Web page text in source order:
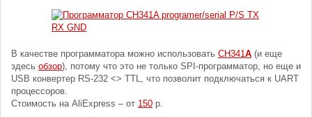
В качестве программатора можно использовать CH341A (и еще
здесь обзор), потому что это не только SPI-программатор, но еще и
USB конвертер RS-232 <> TTL, что позволит подключаться к UART
процессоров.
Стоимость на AliExpress – от 150 р.